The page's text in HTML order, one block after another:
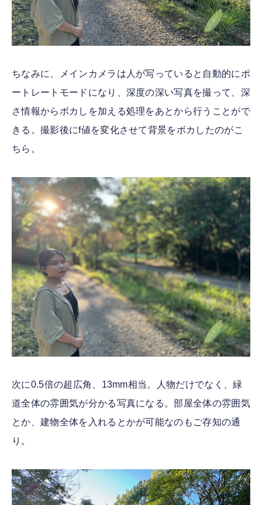
ちなみに、メインカメラは人が写っていると自動的にポ
ートレートモードになり、深度の深い写真を撮って、深
さ情報からボカしを加える処理をあとから行うことがで
きる。撮影後にf値を変化させて背景をボカしたのがこ
ちら。
次に0.5倍の超広角、13mm相当。人物だけでなく、緑
道全体の雰囲気が分かる写真になる。部屋全体の雰囲気
とか、建物全体を入れるとかが可能なのもご存知の通
り。